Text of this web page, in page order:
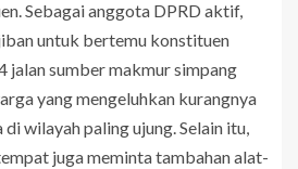
Sebagai anggota DPRD aktif,
untuk bertemu konstituen
jalan sumber makmur simpang
yang mengeluhkan kurangnya
wilayah paling ujung. Selain itu,
juga meminta tambahan alat-